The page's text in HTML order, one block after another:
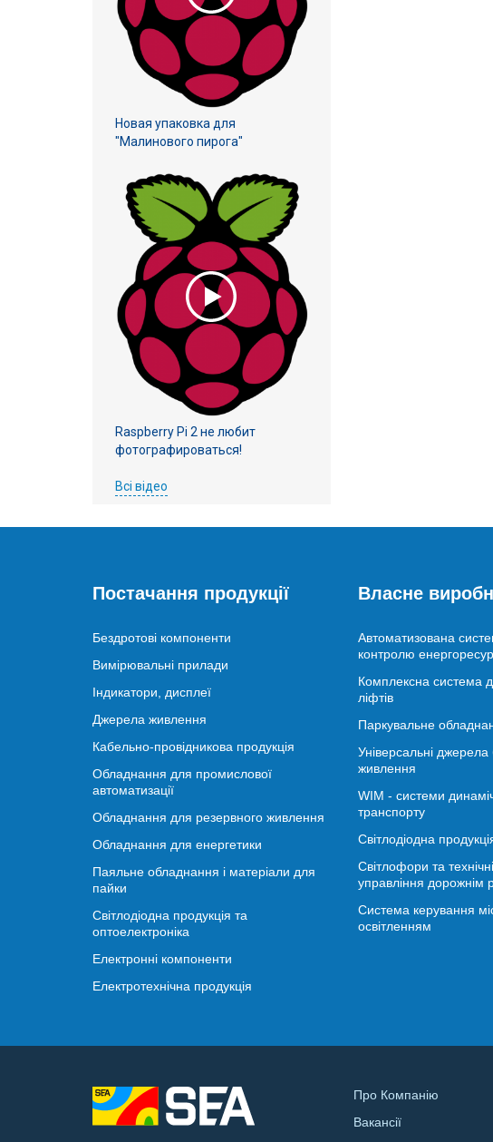
Новая упаковка для
"Малинового пирога"
Raspberry Pi 2 не любит
фотографироваться!
Всі відео
Постачання продукції
Бездротові компоненти
Вимірювальні прилади
Індикатори, дисплеї
Джерела живлення
Кабельно-провідникова продукція
Обладнання для промислової
автоматизації
Обладнання для резервного живлення
Обладнання для енергетики
Паяльне обладнання і матеріали для
пайки
Світлодіодна продукція та
оптоелектроніка
Електронні компоненти
Електротехнічна продукція
Власне
Автоматизована
контролю
Комплексна система
ліфтів
Паркувальне
Універсальні джерела
живлення
WIM - системи
транспорту
Світлодіодна
Світлофори та
управління дорожнім
Система керування
освітленням
Про Компанію
Вакансії